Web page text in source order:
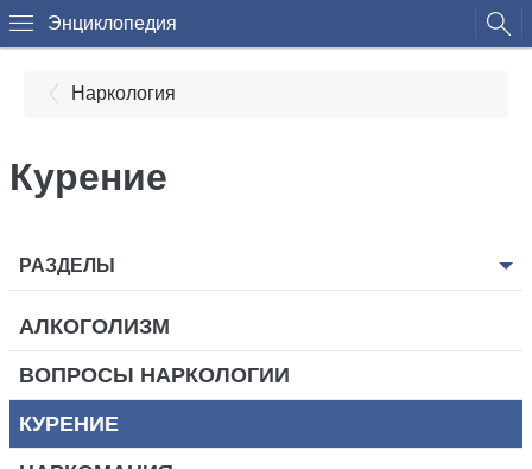
Энциклопедия
Наркология
Курение
РАЗДЕЛЫ
АЛКОГОЛИЗМ
ВОПРОСЫ НАРКОЛОГИИ
КУРЕНИЕ